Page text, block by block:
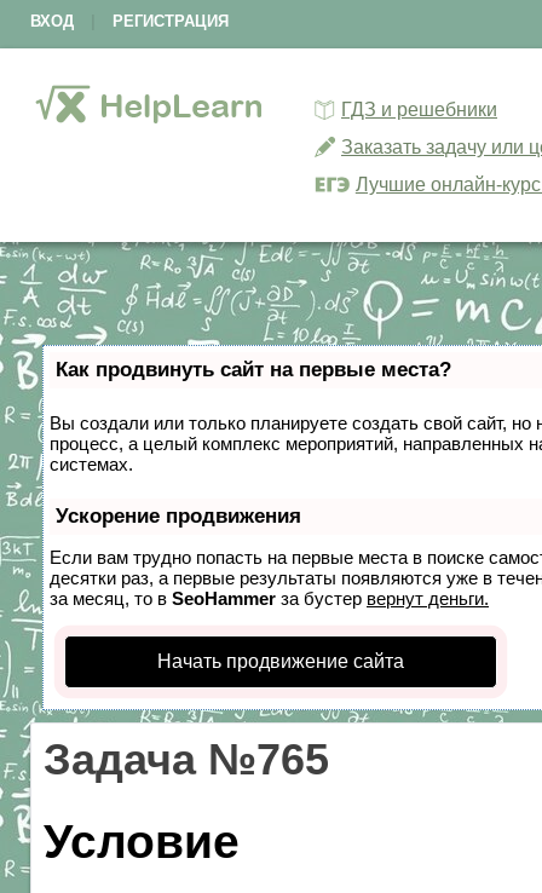
ВХОД РЕГИСТРАЦИЯ
ГДЗ и решебники
Заказать задачу или
Лучшие онлайн-
Как продвинуть сайт на первые места?
Вы создали или только планируете создать свой сайт,
процесс, а целый комплекс мероприятий, направленных
системах.
Ускорение продвижения
Если вам трудно попасть на первые места в поиске
десятки раз, а первые результаты появляются уже в
за месяц, то в SeoHammer за бустер вернут деньги.
Начать продвижение сайта
Задача №765
Условие